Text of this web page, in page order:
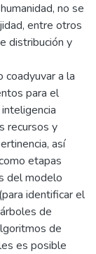
no se
entre otros
distribución y
a la
para el
recursos y
así
etapas
del modelo
identificar el
de
de
es posible